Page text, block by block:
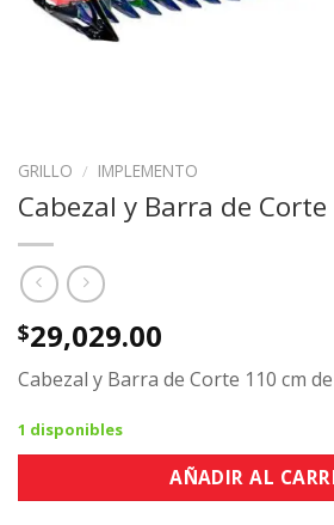
GRILLO / IMPLEMENTO
Cabezal y Barra de Corte
$29,029.00
Cabezal y Barra de Corte 110 cm
1 disponibles
AÑADIR AL